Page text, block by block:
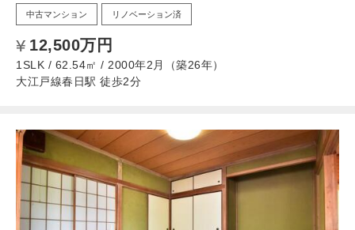
中古マンション リノベーション済
12,500万円
1SLK / 62.54㎡ / 2000年2月（築26年）
大江戸線春日駅 徒歩2分